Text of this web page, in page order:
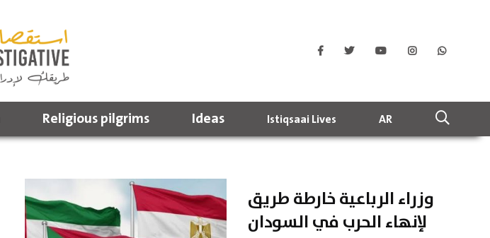
Religious pilgrims Ideas Istiqsaai Lives AR
وزراء الرباعية خارطة طريق
لإنهاء الحرب في السودان